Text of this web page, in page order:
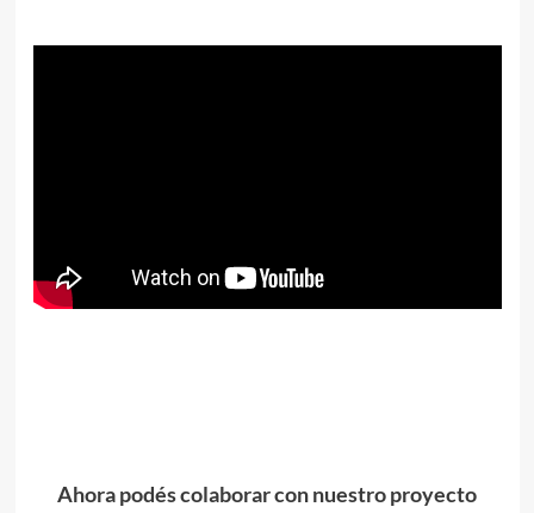
Ahora podés colaborar con nuestro proyecto